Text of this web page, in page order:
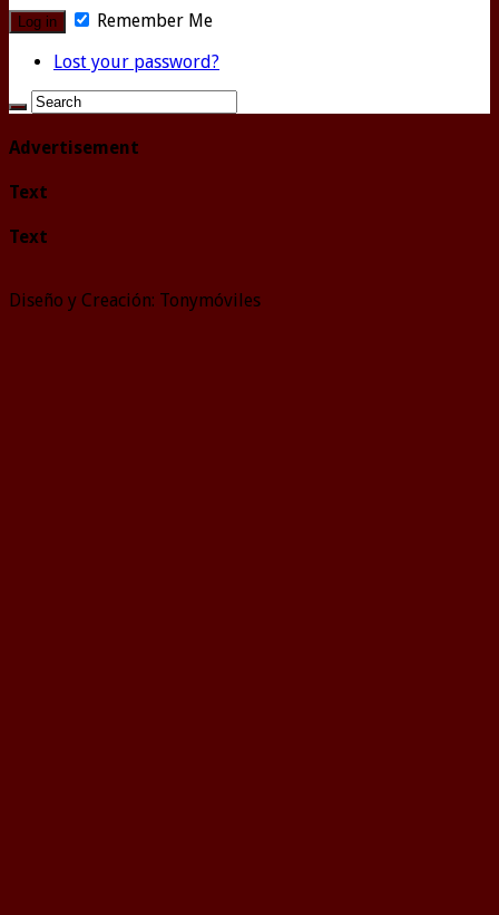
Remember Me
Lost your password?
Advertisement
Text
Text
Diseño y Creación: Tonymóviles